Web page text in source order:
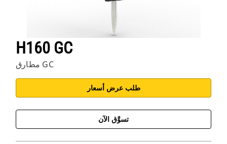
H160 GC
مطارق GC
طلب عرض أسعار
تسوَّق الآن